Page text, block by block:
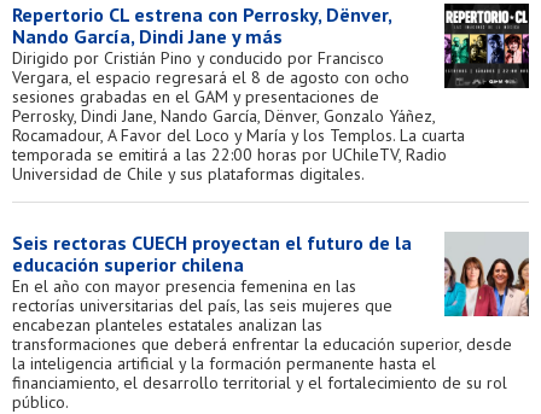
Repertorio CL estrena con Perrosky, Dënver,
Nando García, Dindi Jane y más
Dirigido por Cristián Pino y conducido por Francisco
Vergara, el espacio regresará el 8 de agosto con ocho
sesiones grabadas en el GAM y presentaciones de
Perrosky, Dindi Jane, Nando García, Dënver, Gonzalo Yáñez,
Rocamadour, A Favor del Loco y María y los Templos. La cuarta
temporada se emitirá a las 22:00 horas por UChileTV, Radio
Universidad de Chile y sus plataformas digitales.
Seis rectoras CUECH proyectan el futuro de la
educación superior chilena
En el año con mayor presencia femenina en las
rectorías universitarias del país, las seis mujeres que
encabezan planteles estatales analizan las
transformaciones que deberá enfrentar la educación superior, desde
la inteligencia artificial y la formación permanente hasta el
financiamiento, el desarrollo territorial y el fortalecimiento de su rol
público.